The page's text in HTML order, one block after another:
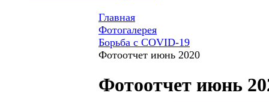
Главная
Фотогалерея
Борьба с COVID-19
Фотоотчет июнь 2020
Фотоотчет июнь